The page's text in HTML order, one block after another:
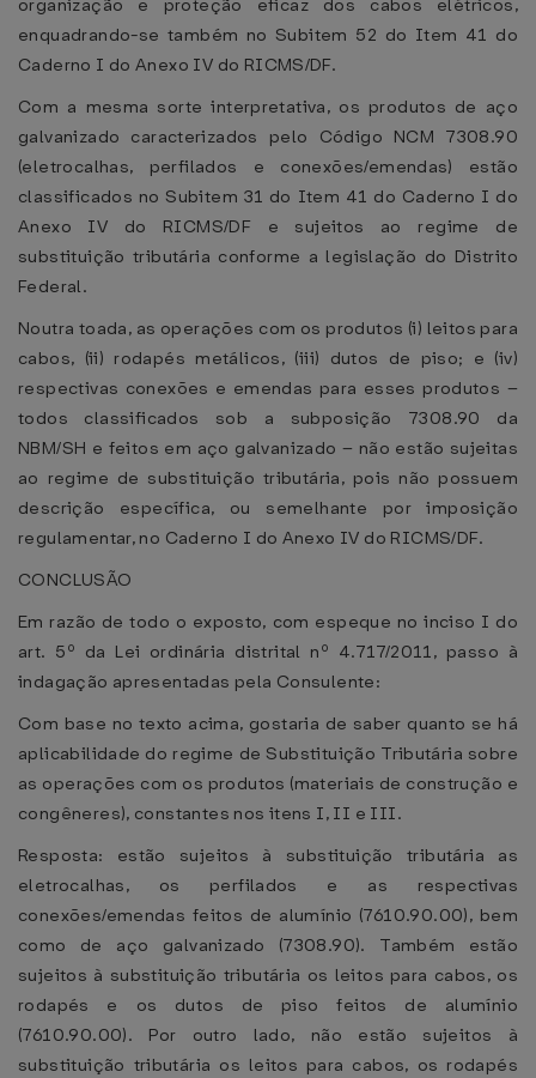
organização e proteção eficaz dos cabos elétricos,
enquadrando-se também no Subitem 52 do Item 41 do
Caderno I do Anexo IV do RICMS/DF.
Com a mesma sorte interpretativa, os produtos de aço
galvanizado caracterizados pelo Código NCM 7308.90
(eletrocalhas, perfilados e conexões/emendas) estão
classificados no Subitem 31 do Item 41 do Caderno I do
Anexo IV do RICMS/DF e sujeitos ao regime de
substituição tributária conforme a legislação do Distrito
Federal.
Noutra toada, as operações com os produtos (i) leitos para
cabos, (ii) rodapés metálicos, (iii) dutos de piso; e (iv)
respectivas conexões e emendas para esses produtos –
todos classificados sob a subposição 7308.90 da
NBM/SH e feitos em aço galvanizado – não estão sujeitas
ao regime de substituição tributária, pois não possuem
descrição específica, ou semelhante por imposição
regulamentar, no Caderno I do Anexo IV do RICMS/DF.
CONCLUSÃO
Em razão de todo o exposto, com espeque no inciso I do
art. 5º da Lei ordinária distrital nº 4.717/2011, passo à
indagação apresentadas pela Consulente:
Com base no texto acima, gostaria de saber quanto se há
aplicabilidade do regime de Substituição Tributária sobre
as operações com os produtos (materiais de construção e
congêneres), constantes nos itens I, II e III.
Resposta: estão sujeitos à substituição tributária as
eletrocalhas, os perfilados e as respectivas
conexões/emendas feitos de alumínio (7610.90.00), bem
como de aço galvanizado (7308.90). Também estão
sujeitos à substituição tributária os leitos para cabos, os
rodapés e os dutos de piso feitos de alumínio
(7610.90.00). Por outro lado, não estão sujeitos à
substituição tributária os leitos para cabos, os rodapés